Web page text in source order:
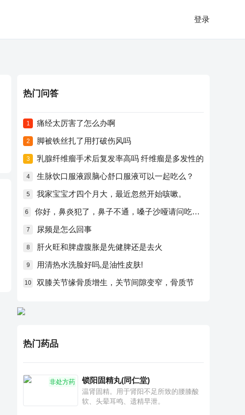
登录
热门问答
1 痛经太厉害了怎么办啊
2 脚被铁丝扎了用打破伤风吗
3 乳腺纤维瘤手术后复发率高吗 纤维瘤是多发性的
4 生脉饮口服液跟脑心舒口服液可以一起吃么？
5 我家宝宝才四个月大，最近忽然开始咳嗽。
6 你好，鼻炎犯了，鼻子不通，嗓子沙哑请问吃什么药比较好？
7 尿频是怎么回事
8 肝火旺和脾虚腹胀是先健脾还是去火
9 用清热水洗脸好吗,是油性皮肤!
10 双膝关节缘骨质增生，关节间隙变窄，骨质节
热门药品
非处方药 锁阳固精丸(同仁堂)
温肾固精。用于肾阳不足所致的腰膝酸
软、头晕耳鸣、遗精早泄。